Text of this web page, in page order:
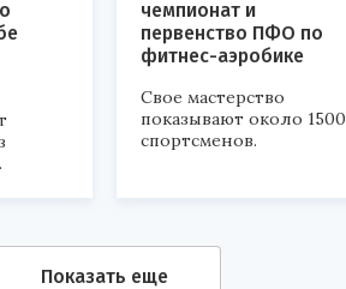
чемпионат и
первенство ПФО по
фитнес-аэробике
Свое мастерство
показывают около 1500
спортсменов.
Показать еще